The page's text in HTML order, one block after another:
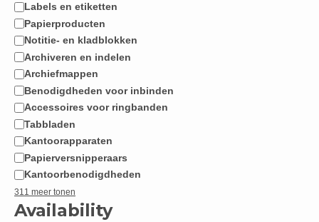
Labels en etiketten
Papierproducten
Notitie- en kladblokken
Archiveren en indelen
Archiefmappen
Benodigdheden voor inbinden
Accessoires voor ringbanden
Tabbladen
Kantoorapparaten
Papierversnipperaars
Kantoorbenodigdheden
311 meer tonen
Availability